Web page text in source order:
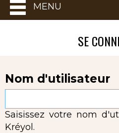
MENU
SE
Nom d'utilisateur
Saisissez votre nom
Kréyol.